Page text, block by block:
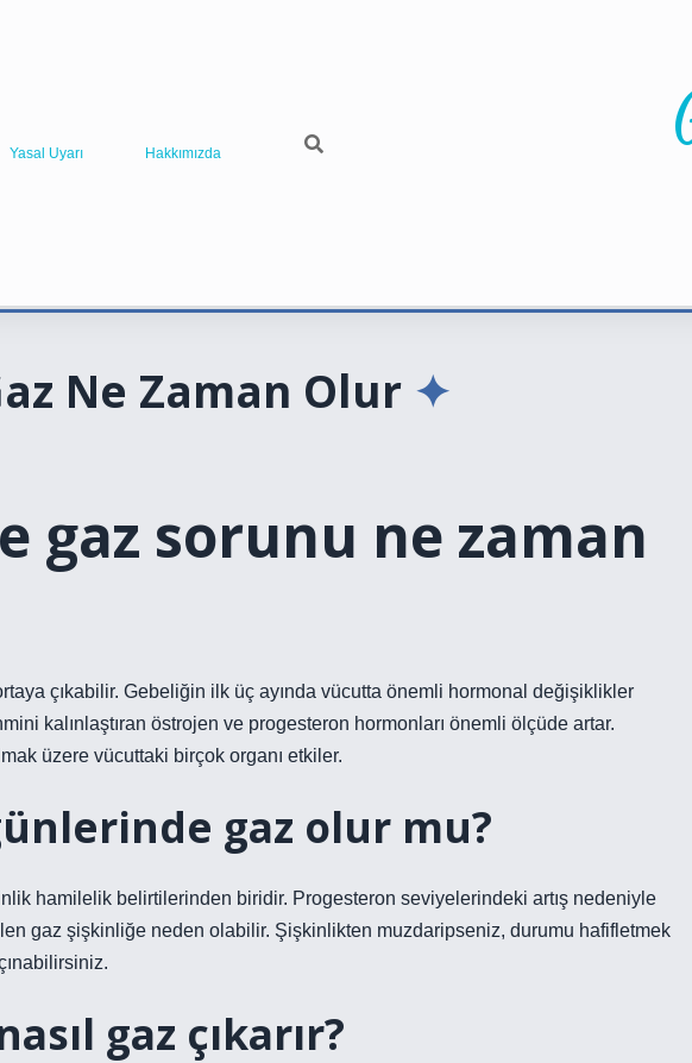
Yasal Uyarı Hakkımızda
Ne Zaman Olur
gaz sorunu ne zaman
çıkabilir. Gebeliğin ilk üç ayında vücutta önemli hormonal değişiklikler
kalınlaştıran östrojen ve progesteron hormonları önemli ölçüde artar.
üzere vücuttaki birçok organı etkiler.
gaz olur mu?
hamilelik belirtilerinden biridir. Progesteron seviyelerindeki artış nedeniyle
gaz şişkinliğe neden olabilir. Şişkinlikten muzdaripseniz, durumu hafifletmek
gaz çıkarır?